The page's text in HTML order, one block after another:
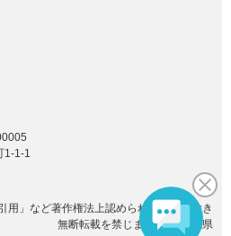
1-1-1
用」など著作権法上認められた場合を除き
無断転載を禁じます。(C)群馬県